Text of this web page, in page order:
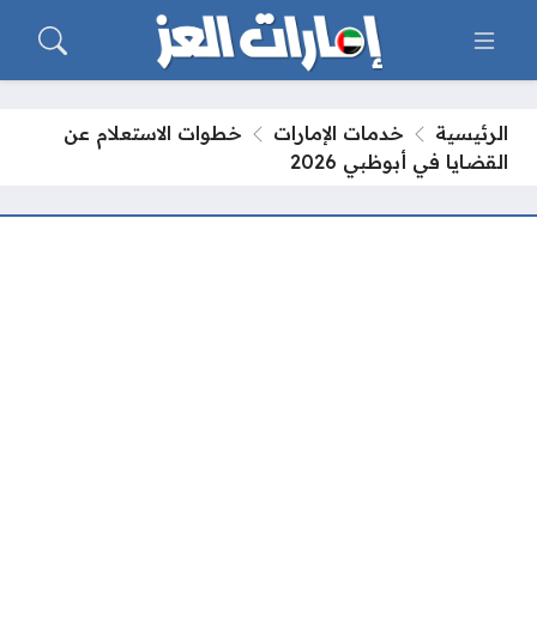
الرئيسية خدمات الإمارات
خطوات الاستعلام عن
القضايا في أبوظبي 2026